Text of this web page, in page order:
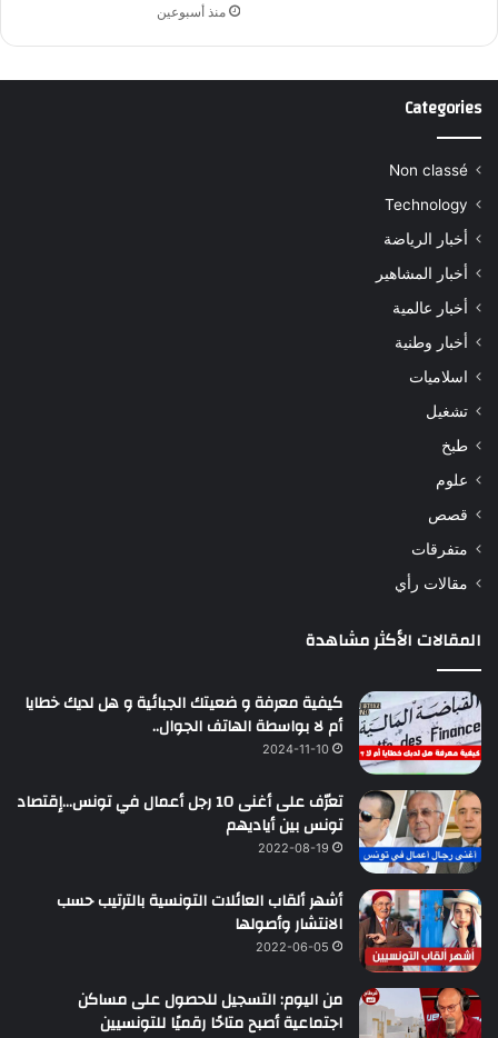
منذ أسبوعين
Categories
Non classé
Technology
أخبار الرياضة
أخبار المشاهير
أخبار عالمية
أخبار وطنية
اسلاميات
تشغيل
طبخ
علوم
قصص
متفرقات
مقالات رأي
المقالات الأكثر مشاهدة
كيفية معرفة و ضعيتك الجبائية و هل لديك خطايا
أم لا بواسطة الهاتف الجوال..
2024-11-10
تعرّف على أغنى 10 رجل أعمال في تونس…إقتصاد
تونس بين أياديهم
2022-08-19
أشهر ألقاب العائلات التونسية بالترتيب حسب
الانتشار وأصولها
2022-06-05
من اليوم: التسجيل للحصول على مساكن
اجتماعية أصبح متاحًا رقميًا للتونسيين